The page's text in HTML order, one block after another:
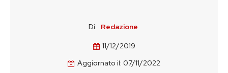
Di: Redazione
11/12/2019
Aggiornato il: 07/11/2022